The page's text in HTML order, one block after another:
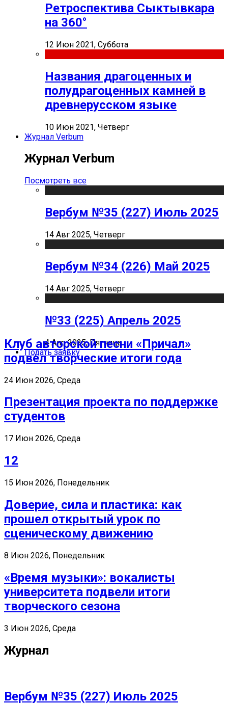
Ретроспектива Сыктывкара
на 360°
12 Июн 2021, Суббота
Названия драгоценных и
полудрагоценных камней в
древнерусском языке
10 Июн 2021, Четверг
Журнал Verbum
Журнал Verbum
Посмотреть все
Вербум №35 (227) Июль 2025
14 Авг 2025, Четверг
Вербум №34 (226) Май 2025
14 Авг 2025, Четверг
№33 (225) Апрель 2025
4 Апр 2025, Пятница
Подать заявку
Клуб авторской песни «Причал»
подвел творческие итоги года
24 Июн 2026, Среда
Презентация проекта по поддержке
студентов
17 Июн 2026, Среда
12
15 Июн 2026, Понедельник
Доверие, сила и пластика: как
прошел открытый урок по
сценическому движению
8 Июн 2026, Понедельник
«Время музыки»: вокалисты
университета подвели итоги
творческого сезона
3 Июн 2026, Среда
Журнал
Вербум №35 (227) Июль 2025